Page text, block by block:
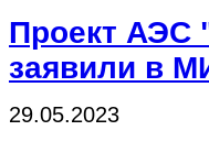
Проект АЭС
заявили в
29.05.2023